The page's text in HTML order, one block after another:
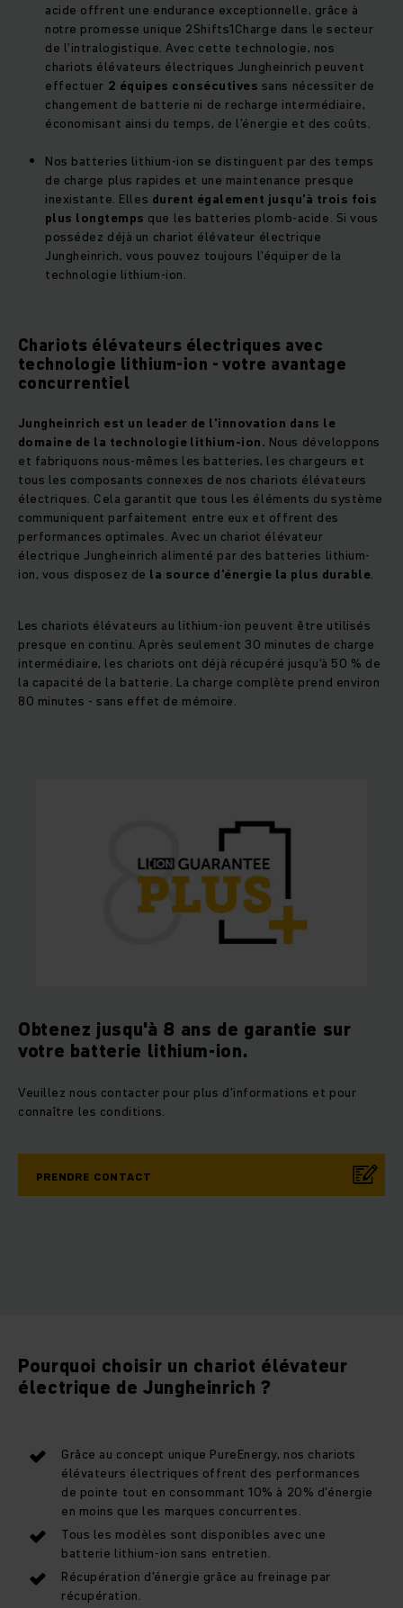
acide offrent une endurance exceptionnelle, grâce à
notre promesse unique 2Shifts1Charge dans le secteur
de l’intralogistique. Avec cette technologie, nos
chariots élévateurs électriques Jungheinrich peuvent
effectuer 2 équipes consécutives sans nécessiter de
changement de batterie ni de recharge intermédiaire,
économisant ainsi du temps, de l’énergie et des coûts.
Nos batteries lithium-ion se distinguent par des temps
de charge plus rapides et une maintenance presque
inexistante. Elles durent également jusqu’à trois fois
plus longtemps que les batteries plomb-acide. Si vous
possédez déjà un chariot élévateur électrique
Jungheinrich, vous pouvez toujours l'équiper de la
technologie lithium-ion.
Chariots élévateurs électriques avec
technologie lithium-ion - votre avantage
concurrentiel
Jungheinrich est un leader de l'innovation dans le
domaine de la technologie lithium-ion. Nous développons
et fabriquons nous-mêmes les batteries, les chargeurs et
tous les composants connexes de nos chariots élévateurs
électriques. Cela garantit que tous les éléments du système
communiquent parfaitement entre eux et offrent des
performances optimales. Avec un chariot élévateur
électrique Jungheinrich alimenté par des batteries lithium-
ion, vous disposez de la source d'énergie la plus durable.
Les chariots élévateurs au lithium-ion peuvent être utilisés
presque en continu. Après seulement 30 minutes de charge
intermédiaire, les chariots ont déjà récupéré jusqu'à 50 % de
la capacité de la batterie. La charge complète prend environ
80 minutes - sans effet de mémoire.
Obtenez jusqu'à 8 ans de garantie sur
votre batterie lithium-ion.
Veuillez nous contacter pour plus d'informations et pour
connaître les conditions.
PRENDRE CONTACT
Pourquoi choisir un chariot élévateur
électrique de Jungheinrich ?
Grâce au concept unique PureEnergy, nos chariots
élévateurs électriques offrent des performances
de pointe tout en consommant 10% à 20% d'énergie
en moins que les marques concurrentes.
Tous les modèles sont disponibles avec une
batterie lithium-ion sans entretien.
Récupération d'énergie grâce au freinage par
récupération.